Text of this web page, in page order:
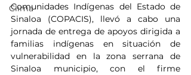
Clima
Comunidades Indígenas del Estado de
Sinaloa (COPACIS), llevó a cabo una
jornada de entrega de apoyos dirigida a
familias indígenas en situación de
vulnerabilidad en la zona serrana de
Sinaloa municipio, con el firme